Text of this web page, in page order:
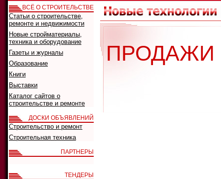
ПРОДАЖИ
ВСЁ О СТРОИТЕЛЬСТВЕ
Статьи о строительстве,
ремонте и недвижимости
Новые стройматериалы,
техника и оборудование
Газеты и журналы
Образование
Книги
Выставки
Каталог сайтов о
строительстве и ремонте
ДОСКИ ОБЪЯВЛЕНИЙ
Строительство и ремонт
Строительная техника
ПАРТНЕРЫ
ТЕНДЕРЫ